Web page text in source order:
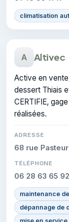
climatisation
A Altivec
Active en
dessert Thiais
CERTIFIE,
réalisées.
ADRESSE
68 rue
TÉLÉPHONE
06 28 63 65 92
maintenance
dépannage de